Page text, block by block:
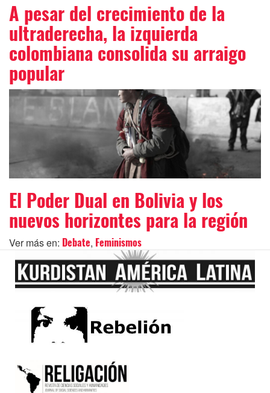
A pesar del crecimiento de la
ultraderecha, la izquierda
colombiana consolida su arraigo
popular
El Poder Dual en Bolivia y los
nuevos horizontes para la región
Ver más en: Debate, Feminismos